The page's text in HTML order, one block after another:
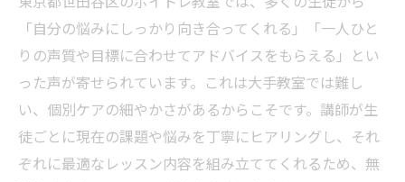
「自分の悩みにしっかり向き合ってくれる」「一人ひと
りの声質や目標に合わせてアドバイスをもらえる」とい
った声が寄せられています。これは大手教室では難し
い、個別ケアの細やかさがあるからこそです。講師が生
徒ごとに現在の課題や悩みを丁寧にヒアリングし、それ
ぞれに最適なレッスン内容を組み立ててくれるため、無